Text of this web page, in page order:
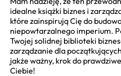
idealne książki biznes i
które zainspirują Cię do
niepowtarzalnego imperium.
Twojej solidnej biblioteki
zarządzanie dla
jakże ważny, krok do
Ciebie!